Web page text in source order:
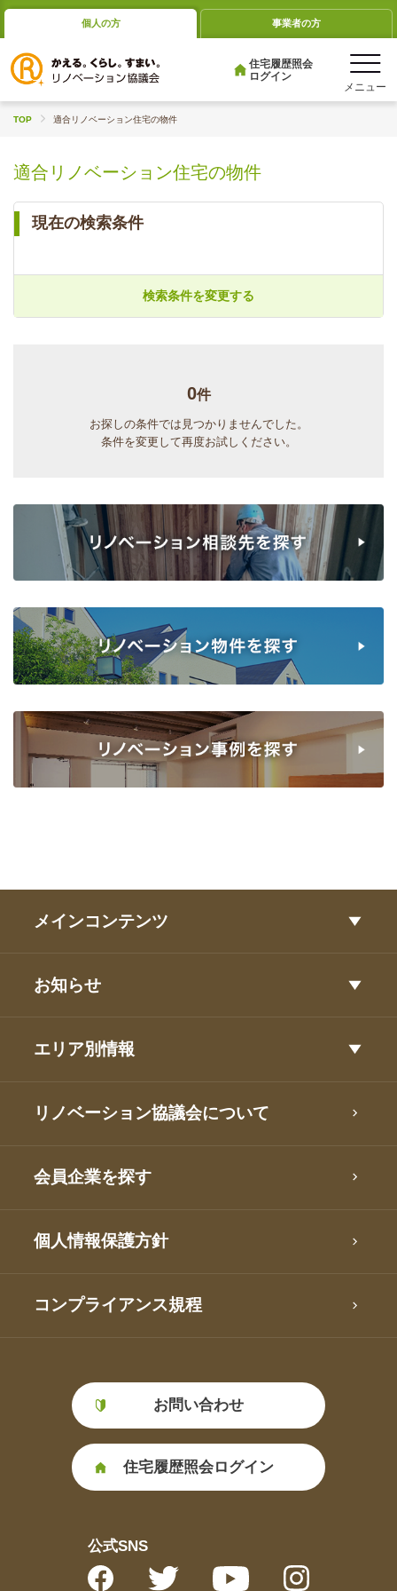
個人の方 事業者の方
住宅履歴照会
ログイン
TOP 適合リノベーション住宅の物件
適合リノベーション住宅の物件
現在の検索条件
検索条件を変更する
0件
お探しの条件では見つかりませんでした。
条件を変更して再度お試しください。
メインコンテンツ
お知らせ
エリア別情報
リノベーション協議会について
会員企業を探す
個人情報保護方針
コンプライアンス規程
お問い合わせ
住宅履歴照会ログイン
公式SNS